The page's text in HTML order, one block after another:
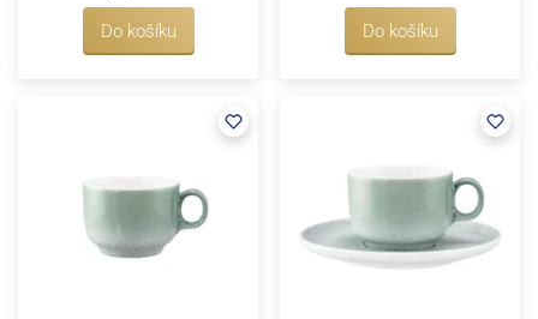
Do košíku Do košíku